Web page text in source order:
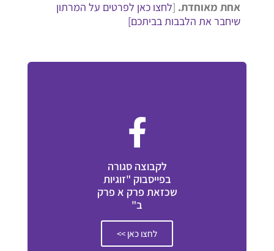
אחת מאוחדת. [לחצו כאן לפרטים על המרתון
שיחבר את הלבבות בביתכם]
לקבוצה סגורה
בפייסבוק "זוגיות
שכזאת פרק א פרק
ב"
לחצו כאן >>